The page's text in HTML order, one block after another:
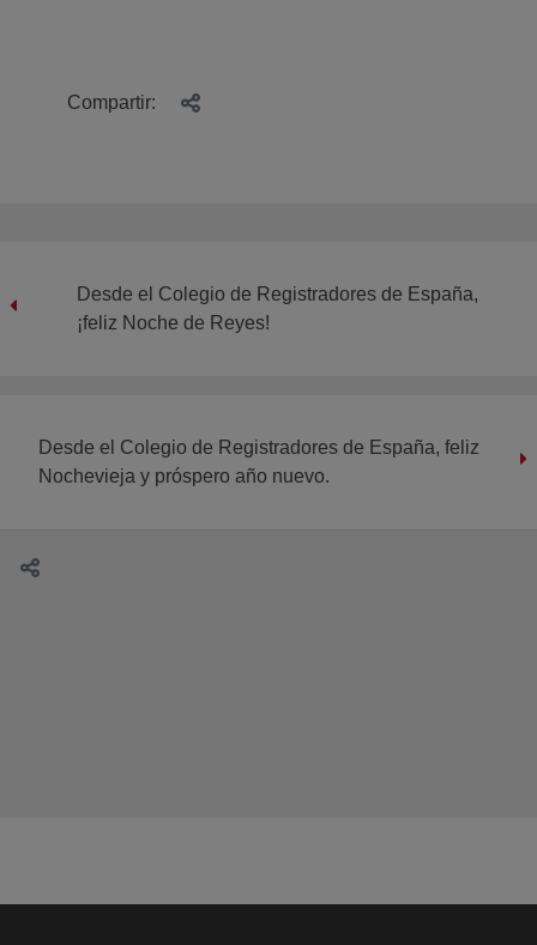
Compartir:
Desde el Colegio de Registradores de España,
¡feliz Noche de Reyes!
Desde el Colegio de Registradores de España, feliz
Nochevieja y próspero año nuevo.